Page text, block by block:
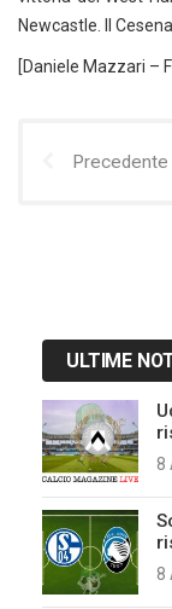
Newcastle. Il
[Daniele Mazzari –
ULTIME
8
8